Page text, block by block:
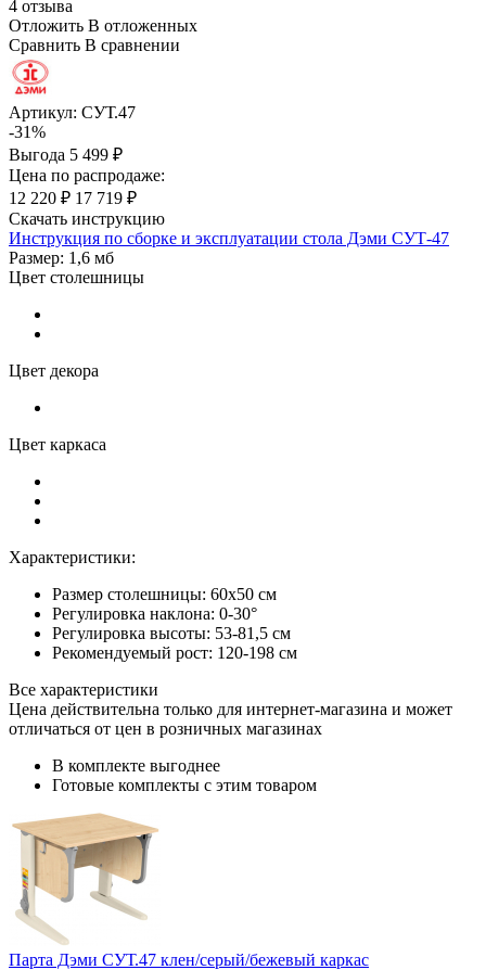
4 отзыва
Отложить В отложенных
Сравнить В сравнении
Артикул: СУТ.47
-31%
Выгода 5 499 ₽
Цена по распродаже:
12 220 ₽ 17 719 ₽
Скачать инструкцию
Инструкция по сборке и эксплуатации стола Дэми СУТ-47
Размер: 1,6 мб
Цвет столешницы
Цвет декора
Цвет каркаса
Характеристики:
Размер столешницы: 60x50 см
Регулировка наклона: 0-30°
Регулировка высоты: 53-81,5 см
Рекомендуемый рост: 120-198 см
Все характеристики
Цена действительна только для интернет-магазина и может
отличаться от цен в розничных магазинах
В комплекте выгоднее
Готовые комплекты с этим товаром
Парта Дэми СУТ.47 клен/серый/бежевый каркас